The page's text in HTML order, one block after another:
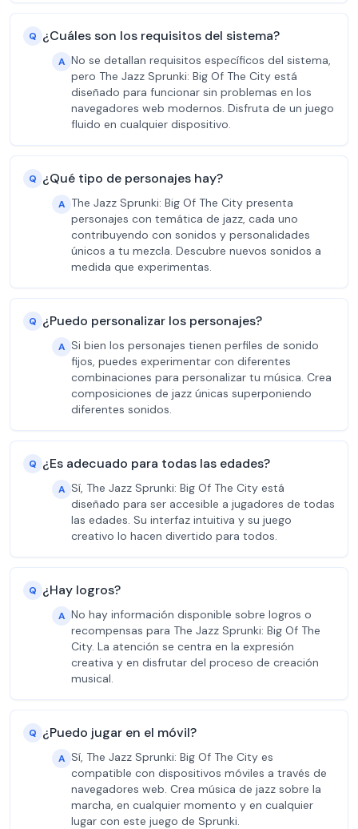
Q ¿Cuáles son los requisitos del sistema?
A No se detallan requisitos específicos del sistema,
pero The Jazz Sprunki: Big Of The City está
diseñado para funcionar sin problemas en los
navegadores web modernos. Disfruta de un juego
fluido en cualquier dispositivo.
Q ¿Qué tipo de personajes hay?
A The Jazz Sprunki: Big Of The City presenta
personajes con temática de jazz, cada uno
contribuyendo con sonidos y personalidades
únicos a tu mezcla. Descubre nuevos sonidos a
medida que experimentas.
Q ¿Puedo personalizar los personajes?
A Si bien los personajes tienen perfiles de sonido
fijos, puedes experimentar con diferentes
combinaciones para personalizar tu música. Crea
composiciones de jazz únicas superponiendo
diferentes sonidos.
Q ¿Es adecuado para todas las edades?
A Sí, The Jazz Sprunki: Big Of The City está
diseñado para ser accesible a jugadores de todas
las edades. Su interfaz intuitiva y su juego
creativo lo hacen divertido para todos.
Q ¿Hay logros?
A No hay información disponible sobre logros o
recompensas para The Jazz Sprunki: Big Of The
City. La atención se centra en la expresión
creativa y en disfrutar del proceso de creación
musical.
Q ¿Puedo jugar en el móvil?
A Sí, The Jazz Sprunki: Big Of The City es
compatible con dispositivos móviles a través de
navegadores web. Crea música de jazz sobre la
marcha, en cualquier momento y en cualquier
lugar con este juego de Sprunki.